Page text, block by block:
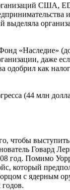
США,
выделяла
«Наследие»
даже
как
(44 млн
чтобы
Говард
год. Помимо
который
с ядерным